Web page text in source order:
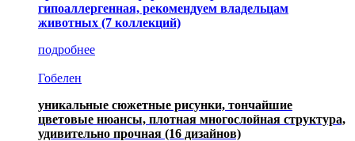
гипоаллергенная, рекомендуем владельцам
животных (7 коллекций)
подробнее
Гобелен
уникальные сюжетные рисунки, тончайшие
цветовые нюансы, плотная многослойная структура,
удивительно прочная (16 дизайнов)